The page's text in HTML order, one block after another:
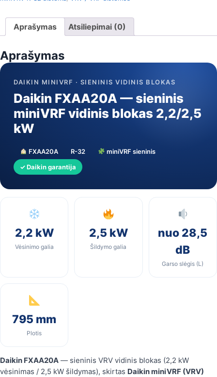
FXAA20A
(2,2/2,5
Aprašymas Atsiliepimai (0)
Aprašymas
DAIKIN MINIVRF · SIENINIS VIDINIS BLOKAS
Daikin FXAA20A — sieninis
miniVRF vidinis blokas 2,2/2,5
kW
FXAA20A R-32
miniVRF sieninis
✓ Daikin garantija
2,2 kW
Vėsinimo galia
2,5 kW
Šildymo galia
nuo 28,5
dB
Garso slėgis (L)
795 mm
Plotis
Daikin FXAA20A — sieninis VRV vidinis blokas (2,2 kW
vėsinimas / 2,5 kW šildymas), skirtas Daikin miniVRF (VRV)